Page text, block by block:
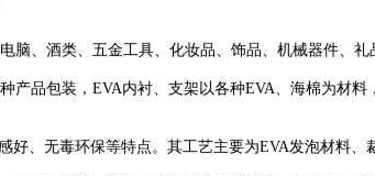
等
、酒类、五金工具、化妆品、饰品、机械器件
包装，EVA内衬、支架以各种EVA、海棉为材料
、无毒环保等特点。其工艺主要为EVA发泡材料、